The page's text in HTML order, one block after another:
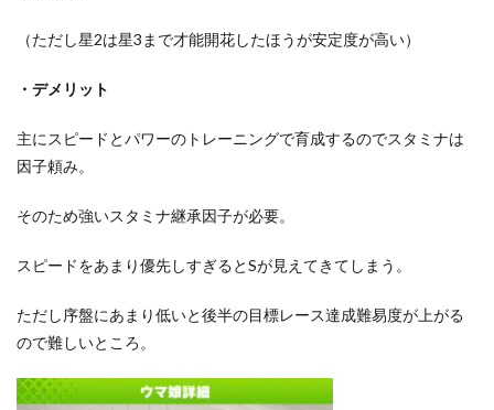
（ただし星2は星3まで才能開花したほうが安定度が高い）
・デメリット
主にスピードとパワーのトレーニングで育成するのでスタミナは
因子頼み。
そのため強いスタミナ継承因子が必要。
スピードをあまり優先しすぎるとSが見えてきてしまう。
ただし序盤にあまり低いと後半の目標レース達成難易度が上がる
ので難しいところ。